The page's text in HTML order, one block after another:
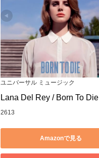
ユニバーサル ミュージック
Lana Del Rey / Born To Die
2613
Amazonで見る